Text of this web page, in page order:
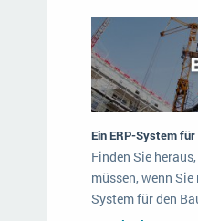
Ein ERP-System für
Finden Sie
müssen, wenn Sie
System für den